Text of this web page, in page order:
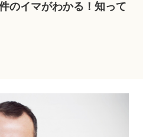
のイマがわかる！知って